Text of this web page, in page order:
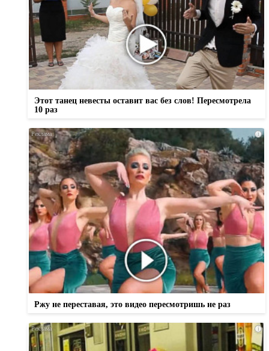
Этот танец невесты оставит вас без слов! Пересмотрела
10 раз
i
Ржу не переставая, это видео пересмотришь не раз
i